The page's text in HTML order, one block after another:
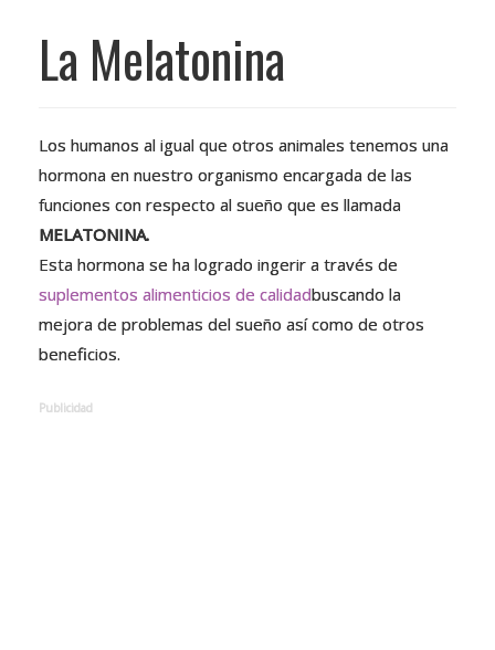
La Melatonina
Los humanos al igual que otros animales tenemos una
hormona en nuestro organismo encargada de las
funciones con respecto al sueño que es llamada
MELATONINA.
Esta hormona se ha logrado ingerir a través de
suplementos alimenticios de calidadbuscando la
mejora de problemas del sueño así como de otros
beneficios.
Publicidad